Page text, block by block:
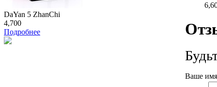
DaYan 5 ZhanChi
4,700
Подробнее
Ваше